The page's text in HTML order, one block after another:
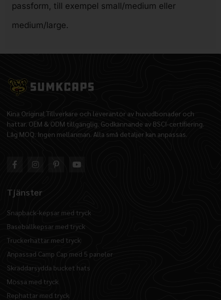
passform, till exempel small/medium eller
medium/large.
Kina Original Tillverkare och leverantör av huvudbonader och
hattar. OEM & ODM tillgänglig. Godkännande av BSCI-certifiering.
Låg MOQ. Ingen mellanman. Alla små detaljer kan anpassas.
Tjänster
Snapback-kepsar med tryck
Baseballkepsar med tryck
Truckerhattar med tryck
Anpassad Camp Cap med 5 paneler
Skräddarsydda bucket hats
Mössa med tryck
Rephattar med tryck